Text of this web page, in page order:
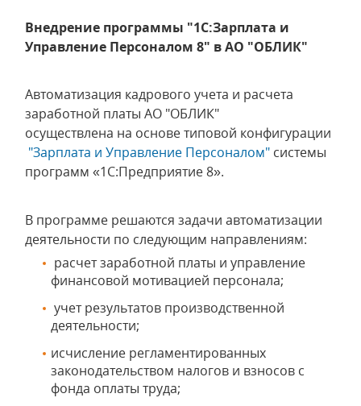
Внедрение программы "1С:Зарплата и
Управление Персоналом 8" в АО "ОБЛИК"
Автоматизация кадрового учета и расчета
заработной платы АО "ОБЛИК"
осуществлена на основе типовой конфигурации
"Зарплата и Управление Персоналом" системы
программ «1С:Предприятие 8».
В программе решаются задачи автоматизации
деятельности по следующим направлениям:
расчет заработной платы и управление
финансовой мотивацией персонала;
учет результатов производственной
деятельности;
исчисление регламентированных
законодательством налогов и взносов с
фонда оплаты труда;